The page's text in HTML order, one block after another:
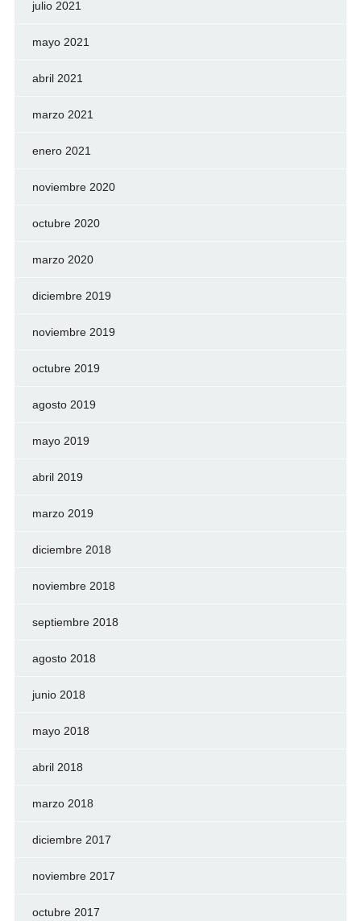
julio 2021
mayo 2021
abril 2021
marzo 2021
enero 2021
noviembre 2020
octubre 2020
marzo 2020
diciembre 2019
noviembre 2019
octubre 2019
agosto 2019
mayo 2019
abril 2019
marzo 2019
diciembre 2018
noviembre 2018
septiembre 2018
agosto 2018
junio 2018
mayo 2018
abril 2018
marzo 2018
diciembre 2017
noviembre 2017
octubre 2017